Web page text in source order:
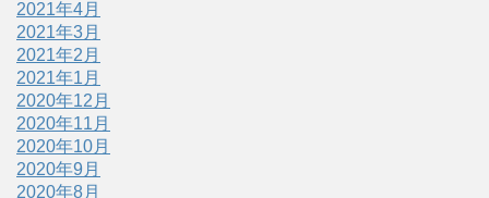
2021年4月
2021年3月
2021年2月
2021年1月
2020年12月
2020年11月
2020年10月
2020年9月
2020年8月